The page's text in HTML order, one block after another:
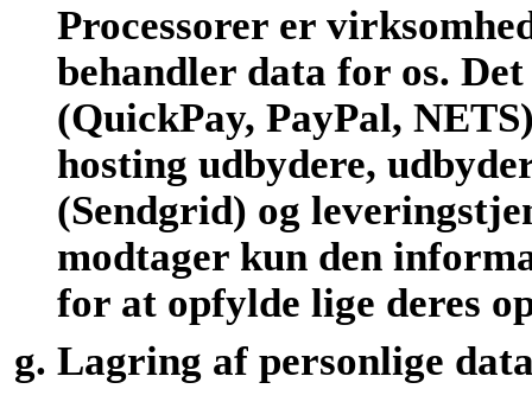
Processorer er
behandler data for os.
(QuickPay, PayPal,
hosting udbydere,
(Sendgrid) og
modtager kun den
for at opfylde lige deres
Lagring af personlige